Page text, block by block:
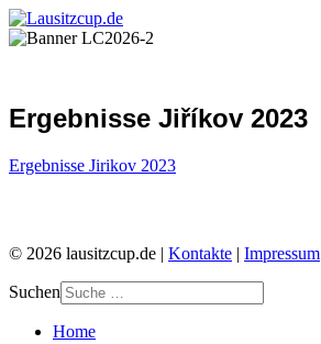
Ergebnisse Jiříkov 2023
Ergebnisse Jirikov 2023
© 2026 lausitzcup.de | Kontakte | Impressum
Suchen
Home